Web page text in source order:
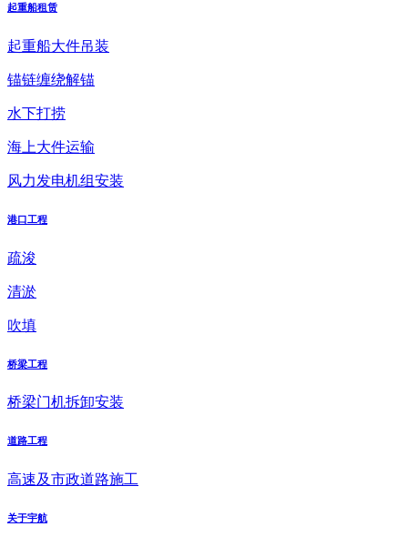
起重船租赁
起重船大件吊装
锚链缠绕解锚
水下打捞
海上大件运输
风力发电机组安装
港口工程
疏浚
清淤
吹填
桥梁工程
桥梁门机拆卸安装
道路工程
高速及市政道路施工
关于宇航